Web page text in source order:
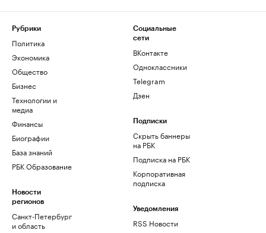
Рубрики
Политика
Экономика
Общество
Бизнес
Технологии и
медиа
Финансы
Биографии
База знаний
РБК Образование
Новости
регионов
Санкт-Петербург
и область
Социальные
сети
ВКонтакте
Одноклассники
Telegram
Дзен
Подписки
Скрыть баннеры
на РБК
Подписка на РБК
Корпоративная
подписка
Уведомления
RSS Новости